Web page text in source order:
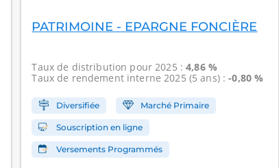
PATRIMOINE - EPARGNE FONCIÈRE
Taux de distribution pour 2025 :4,86 %
Taux de rendement interne2025 (5 ans) :-0,80 %
Diversifiée Marché Primaire
Souscription en ligne
Versements Programmés